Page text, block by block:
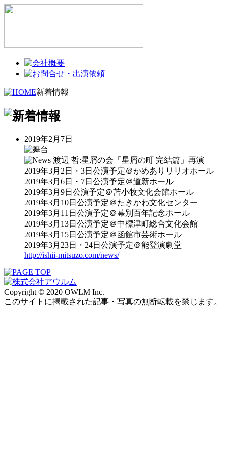
新着情報
2019年2月7日
渡辺 哲:星屑の会「星屑の町 完結篇」再演
2019年3月2日・3日公演予定＠かめありリリオホール
2019年3月6日・7日公演予定＠道新ホール
2019年3月9日公演予定＠苫小牧文化会館ホール
2019年3月10日公演予定＠たきかわ文化センター
2019年3月11日公演予定＠幕別百年記念ホール
2019年3月13日公演予定＠中標津町総合文化会館
2019年3月15日公演予定＠函館市芸術ホール
2019年3月23日・24日公演予定＠能登演劇堂
http://ishii-mitsuzo.com/news/
Copyright © 2020 OWLM Inc.
このサイトに掲載された記事・写真の無断転載を禁じます。